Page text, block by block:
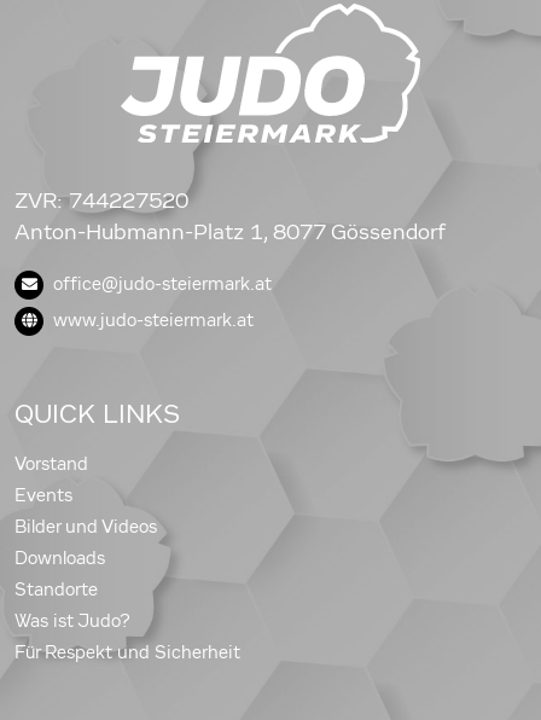
ZVR: 744227520
Anton-Hubmann-Platz 1, 8077 Gössendorf
office@judo-steiermark.at
www.judo-steiermark.at
QUICK LINKS
Vorstand
Events
Bilder und Videos
Downloads
Standorte
Was ist Judo?
Für Respekt und Sicherheit